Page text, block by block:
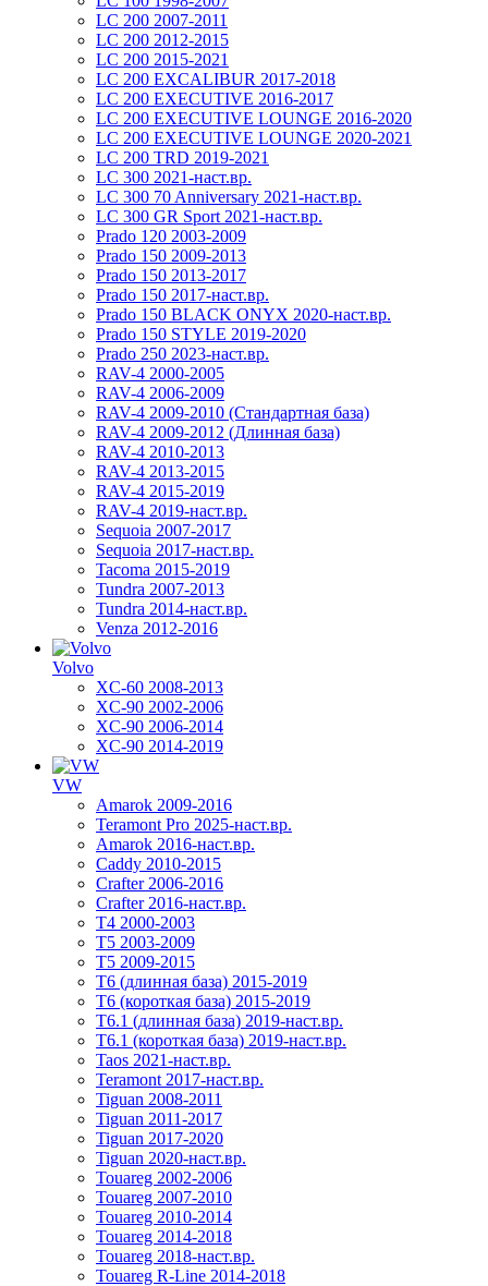
LC 200 2007-2011
LC 200 2012-2015
LC 200 2015-2021
LC 200 EXCALIBUR 2017-2018
LC 200 EXECUTIVE 2016-2017
LC 200 EXECUTIVE LOUNGE 2016-2020
LC 200 EXECUTIVE LOUNGE 2020-2021
LC 200 TRD 2019-2021
LC 300 2021-наст.вр.
LC 300 70 Anniversary 2021-наст.вр.
LC 300 GR Sport 2021-наст.вр.
Prado 120 2003-2009
Prado 150 2009-2013
Prado 150 2013-2017
Prado 150 2017-наст.вр.
Prado 150 BLACK ONYX 2020-наст.вр.
Prado 150 STYLE 2019-2020
Prado 250 2023-наст.вр.
RAV-4 2000-2005
RAV-4 2006-2009
RAV-4 2009-2010 (Стандартная база)
RAV-4 2009-2012 (Длинная база)
RAV-4 2010-2013
RAV-4 2013-2015
RAV-4 2015-2019
RAV-4 2019-наст.вр.
Sequoia 2007-2017
Sequoia 2017-наст.вр.
Tacoma 2015-2019
Tundra 2007-2013
Tundra 2014-наст.вр.
Venza 2012-2016
Volvo
XC-60 2008-2013
XC-90 2002-2006
XC-90 2006-2014
XC-90 2014-2019
VW
Amarok 2009-2016
Teramont Pro 2025-наст.вр.
Amarok 2016-наст.вр.
Caddy 2010-2015
Crafter 2006-2016
Crafter 2016-наст.вр.
T4 2000-2003
T5 2003-2009
T5 2009-2015
T6 (длинная база) 2015-2019
Т6 (короткая база) 2015-2019
T6.1 (длинная база) 2019-наст.вр.
T6.1 (короткая база) 2019-наст.вр.
Taos 2021-наст.вр.
Teramont 2017-наст.вр.
Tiguan 2008-2011
Tiguan 2011-2017
Tiguan 2017-2020
Tiguan 2020-наст.вр.
Touareg 2002-2006
Touareg 2007-2010
Touareg 2010-2014
Touareg 2014-2018
Touareg 2018-наст.вр.
Touareg R-Line 2014-2018